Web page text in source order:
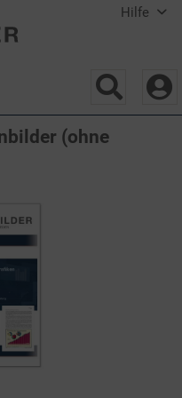
Hilfe
(ohne